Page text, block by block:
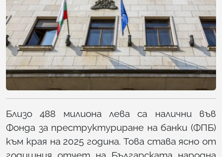
Близо 488 милиона лева са налични във
Фонда за преструктуриране на банки (ФПБ)
към края на 2025 година. Това става ясно от